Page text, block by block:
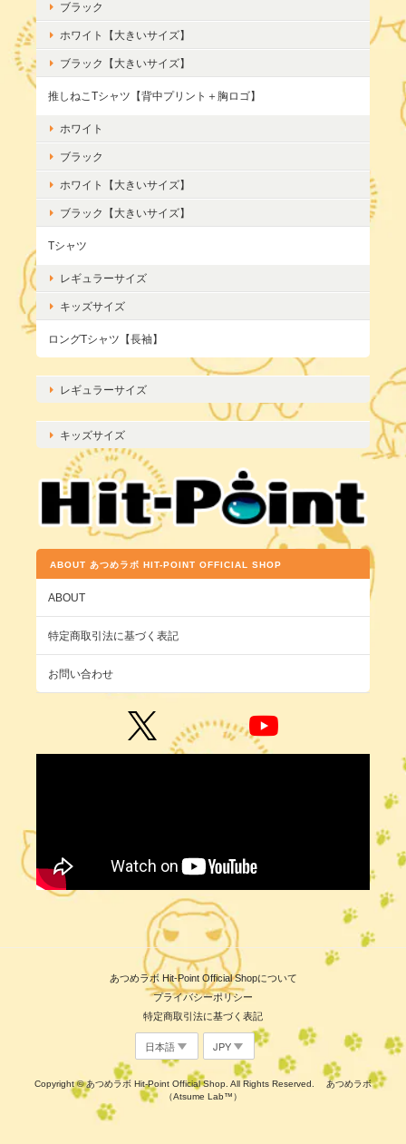
ブラック
ホワイト【大きいサイズ】
ブラック【大きいサイズ】
推しねこTシャツ【背中プリント＋胸ロゴ】
ホワイト
ブラック
ホワイト【大きいサイズ】
ブラック【大きいサイズ】
Tシャツ
レギュラーサイズ
キッズサイズ
ロングTシャツ【長袖】
レギュラーサイズ
キッズサイズ
ABOUT あつめラボ HIT-POINT OFFICIAL SHOP
ABOUT
特定商取引法に基づく表記
お問い合わせ
あつめラボ Hit-Point Official Shopについて
プライバシーポリシー
特定商取引法に基づく表記
Copyright © あつめラボ Hit-Point Official Shop. All Rights Reserved. あつめラボ
（Atsume Lab™）